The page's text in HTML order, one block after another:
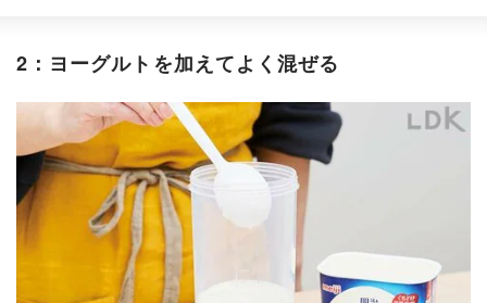
2：ヨーグルトを加えてよく混ぜる